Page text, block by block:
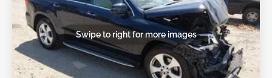
Swipe to right for more images